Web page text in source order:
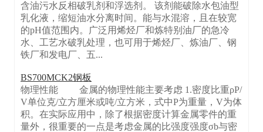
含油污水反相破乳剂和浮选剂。 该剂能破除水包油型
乳化液，缩短油水分离时间。能与水混溶，且在较宽
的pH值范围内。广泛用烯烃厂和炼特别油厂的急冷
水、工艺水破乳处理，也可用于烯烃厂、炼油厂、钢
铁厂和发电厂、五...
BS700MCK2钢板
物理性能 金属的物理性能主要考虑 1.密度比重ρP/
V单位克/立方厘米或吨/立方米，式中P为重量，V为体
积。在实际应用中，除了根据密度计算金属零件的重
量外，很重要的一点是考虑金属的比强度强度σb与密